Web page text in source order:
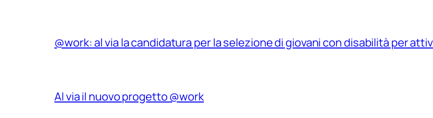
@work: al via la candidatura per la selezione di giovani con disabilità per
Al via il nuovo progetto @work